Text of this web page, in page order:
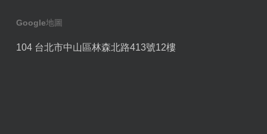
Google地圖
104 台北市中山區林森北路413號12樓